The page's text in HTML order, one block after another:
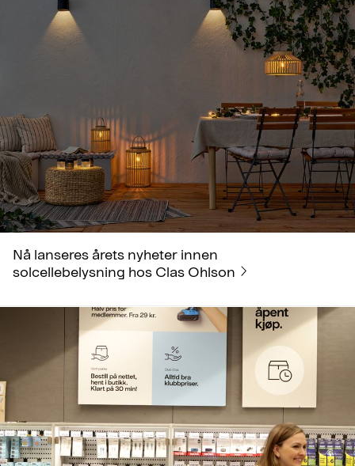
Nå lanseres årets nyheter innen
solcellebelysning hos Clas Ohlson